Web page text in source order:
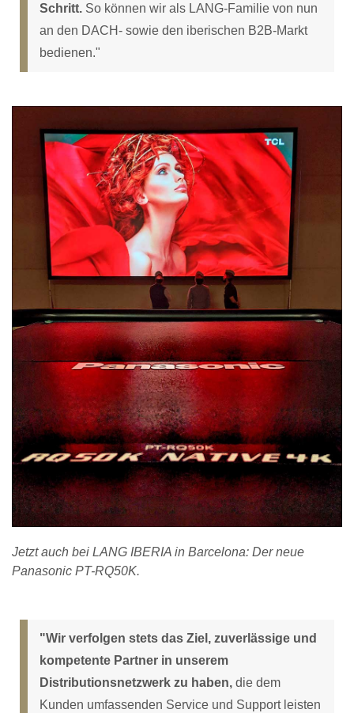
Schritt. So können wir als LANG-Familie von nun
an den DACH- sowie den iberischen B2B-Markt
bedienen."
Jetzt auch bei LANG IBERIA in Barcelona: Der neue
Panasonic PT-RQ50K.
"Wir verfolgen stets das Ziel, zuverlässige und
kompetente Partner in unserem
Distributionsnetzwerk zu haben, die dem
Kunden umfassenden Service und Support leisten